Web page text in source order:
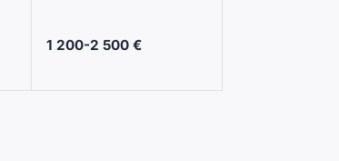
1 200-2 500 €